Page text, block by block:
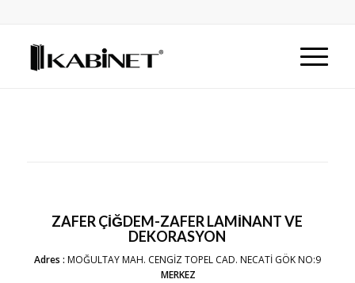
ZAFER ÇİĞDEM-ZAFER LAMİNANT VE
DEKORASYON
Adres : MOĞULTAY MAH. CENGİZ TOPEL CAD. NECATİ GÖK NO:9
MERKEZ